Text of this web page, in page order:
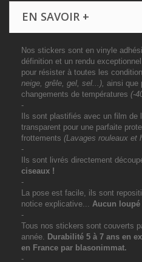
EN SAVOIR +
Nos stickers sont en vinyle
définition et un rendu
pour résister à toutes les
neige, grêle, gel, sel...), ainsi que
changements de températures (-
-
Ils sont plastifiés avec un film de
transparent pour une parfaite
frottements (Lavages rouleaux et
-
Ils sont livrés directement
ciseaux !
-
La pose est facile, ils sont
notice explicative... Aucun
-
Tous nos stickers sont couverts
année. Durabilité 5 à 7 ans en
en France par blasonimmat.
-